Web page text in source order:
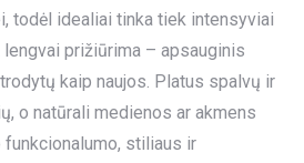
todėl idealiai tinka tiek intensyviai
prižiūrima – apsauginis
kaip naujos. Platus spalvų ir
o natūrali medienos ar akmens
stiliaus ir